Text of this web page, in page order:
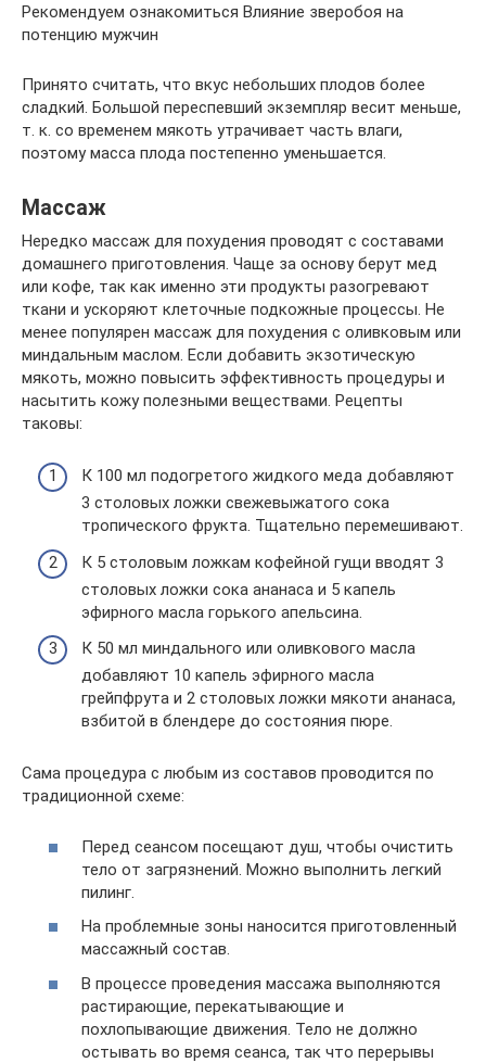
Рекомендуем ознакомиться Влияние зверобоя на
потенцию мужчин
Принято считать, что вкус небольших плодов более
сладкий. Большой переспевший экземпляр весит меньше,
т. к. со временем мякоть утрачивает часть влаги,
поэтому масса плода постепенно уменьшается.
Массаж
Нередко массаж для похудения проводят с составами
домашнего приготовления. Чаще за основу берут мед
или кофе, так как именно эти продукты разогревают
ткани и ускоряют клеточные подкожные процессы. Не
менее популярен массаж для похудения с оливковым или
миндальным маслом. Если добавить экзотическую
мякоть, можно повысить эффективность процедуры и
насытить кожу полезными веществами. Рецепты
таковы:
К 100 мл подогретого жидкого меда добавляют
3 столовых ложки свежевыжатого сока
тропического фрукта. Тщательно перемешивают.
К 5 столовым ложкам кофейной гущи вводят 3
столовых ложки сока ананаса и 5 капель
эфирного масла горького апельсина.
К 50 мл миндального или оливкового масла
добавляют 10 капель эфирного масла
грейпфрута и 2 столовых ложки мякоти ананаса,
взбитой в блендере до состояния пюре.
Сама процедура с любым из составов проводится по
традиционной схеме:
Перед сеансом посещают душ, чтобы очистить
тело от загрязнений. Можно выполнить легкий
пилинг.
На проблемные зоны наносится приготовленный
массажный состав.
В процессе проведения массажа выполняются
растирающие, перекатывающие и
похлопывающие движения. Тело не должно
остывать во время сеанса, так что перерывы